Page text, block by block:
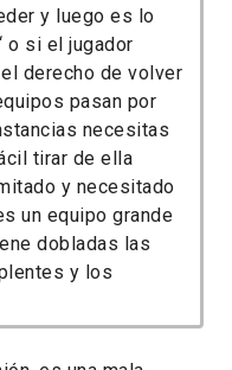
y luego es lo
o si el jugador
derecho de volver
pasan por
necesitas
tirar de ella
y necesitado
un equipo grande
dobladas las
y los